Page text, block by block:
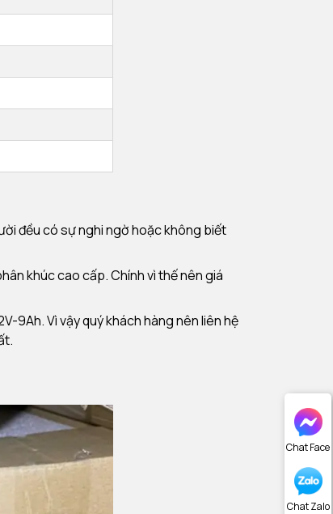
Chat Face
Chat Zalo
đều có sự nghi ngờ hoặc không biết
khúc cao cấp. Chính vì thế nên giá
9Ah. Vì vậy quý khách hàng nên liên hệ